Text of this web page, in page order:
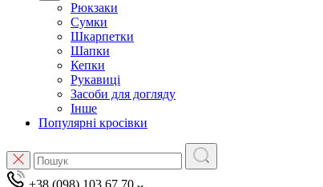
Рюкзаки
Сумки
Шкарпетки
Шапки
Кепки
Рукавиці
Засоби для догляду
Інше
Популярні кросівки
+38 (098) 103 67 70